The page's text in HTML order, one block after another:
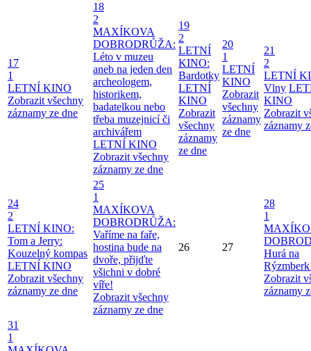
17
1
LETNÍ KINO
Zobrazit všechny
záznamy ze dne
18
2
MAXÍKOVA
DOBRODRŮŽA:
Léto v muzeu
aneb na jeden den
archeologem,
historikem,
badatelkou nebo
třeba muzejnicí či
archivářem
LETNÍ KINO
Zobrazit všechny
záznamy ze dne
19
2
LETNÍ
KINO:
Bardotky
LETNÍ
KINO
Zobrazit
všechny
záznamy
ze dne
20
1
LETNÍ
KINO
Zobrazit
všechny
záznamy
ze dne
21
2
LETNÍ
Vlny
KINO
Zobrazit
záznamy
24
2
LETNÍ KINO:
Tom a Jerry:
Kouzelný kompas
LETNÍ KINO
Zobrazit všechny
záznamy ze dne
25
1
MAXÍKOVA
DOBRODRŮŽA:
Vaříme na faře,
hostina bude na
dvoře, přijďte
všichni v dobré
víře!
Zobrazit všechny
záznamy ze dne
26 27
28
1
Hurá na
Zobrazit
záznamy
31
1